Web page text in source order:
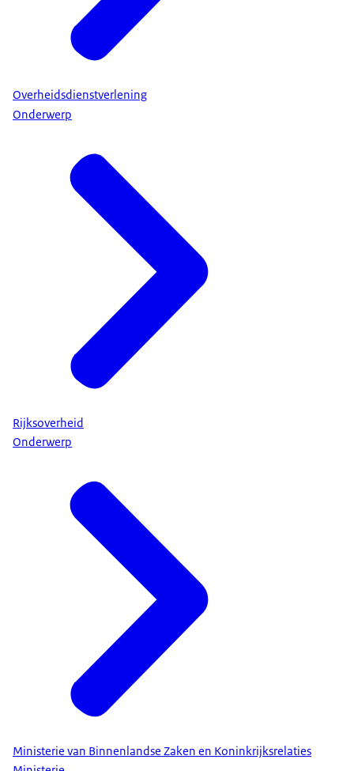
Overheidsdienstverlening
Onderwerp
Rijksoverheid
Onderwerp
Ministerie van Binnenlandse Zaken en Koninkrijksrelaties